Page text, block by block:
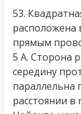
53.
расположена
прямым
5 А. Сторона
середину
параллельна
расстоянии